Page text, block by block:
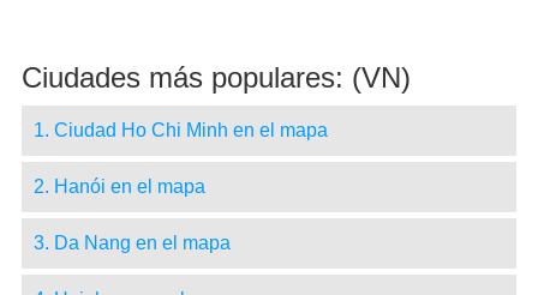
Ciudades más populares: (VN)
1. Ciudad Ho Chi Minh en el mapa
2. Hanói en el mapa
3. Da Nang en el mapa